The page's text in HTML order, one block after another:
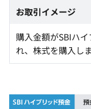
お取引イメージ
購入金額がSBIハ
れ、株式を購入しま